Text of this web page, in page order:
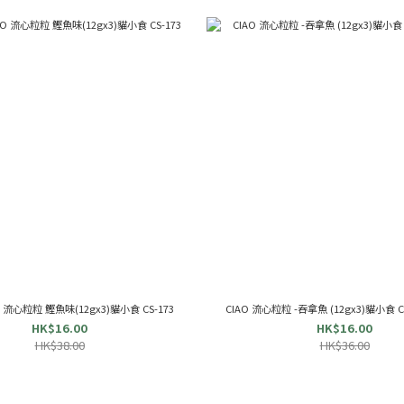
流心粒粒 鰹魚味(12gx3)貓小食 CS-173
HK$16.00
HK$38.00
CIAO 流心粒粒 -吞拿魚 (12gx3)貓小食
HK$16.00
HK$36.00